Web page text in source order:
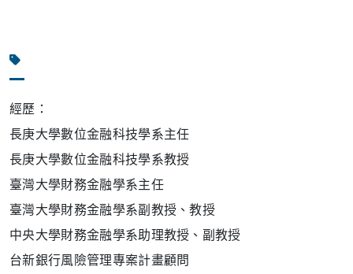
經歷：
長庚大學數位金融科技學系主任
長庚大學數位金融科技學系教授
臺灣大學財務金融學系主任
臺灣大學財務金融學系副教授、教授
中央大學財務金融學系助理教授、副教授
台新銀行風險管理專案計畫顧問